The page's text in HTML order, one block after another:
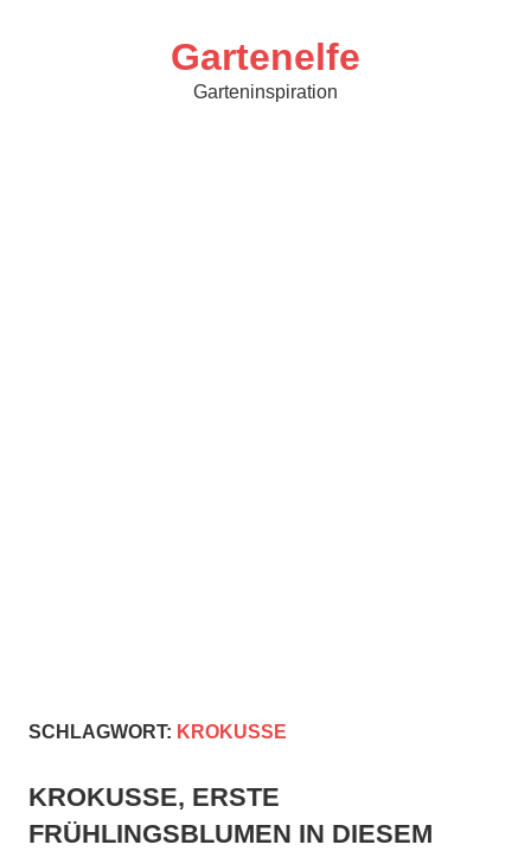
Gartenelfe
Garteninspiration
SCHLAGWORT: KROKUSSE
KROKUSSE, ERSTE
FRÜHLINGSBLUMEN IN DIESEM